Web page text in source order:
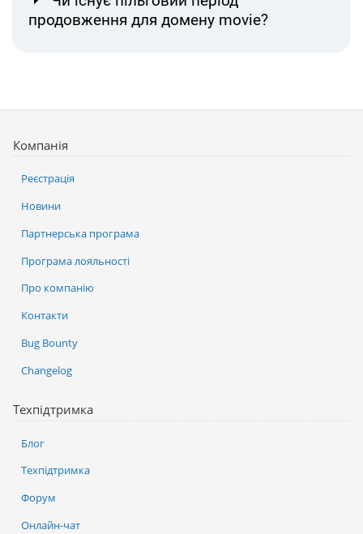
продовження для домену movie?
Компанія
Реєстрація
Новини
Партнерська програма
Програма лояльності
Про компанію
Контакти
Bug Bounty
Changelog
Техпідтримка
Блог
Техпідтримка
Форум
Онлайн-чат